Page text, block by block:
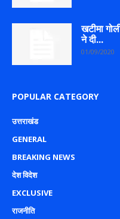
खटीमा
ने दी...
01/09/2020
POPULAR CATEGORY
उत्तराखंड
GENERAL
BREAKING NEWS
देश विदेश
EXCLUSIVE
राजनीति